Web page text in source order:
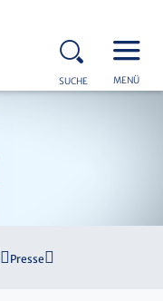
SUCHE MENÜ
Presse